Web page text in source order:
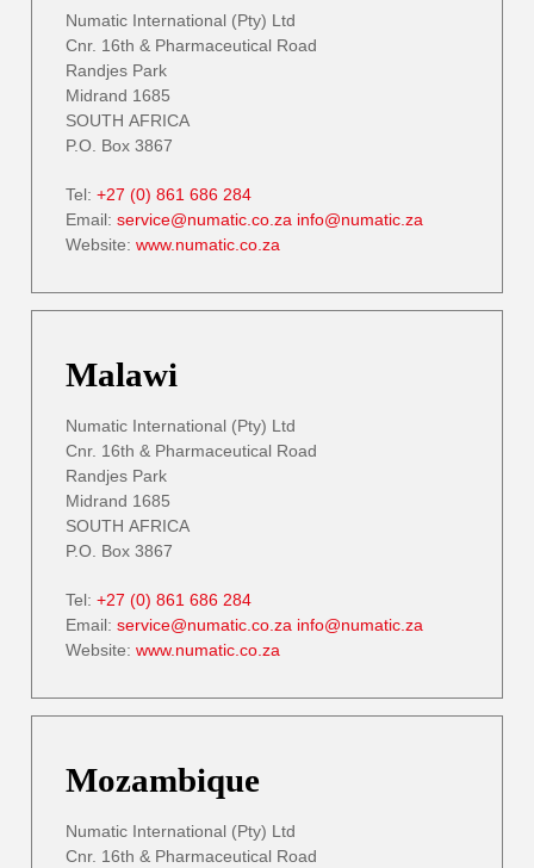
Numatic International (Pty) Ltd
Cnr. 16th & Pharmaceutical Road
Randjes Park
Midrand 1685
SOUTH AFRICA
P.O. Box 3867
Tel: +27 (0) 861 686 284
Email: service@numatic.co.za info@numatic.za
Website: www.numatic.co.za
Malawi
Numatic International (Pty) Ltd
Cnr. 16th & Pharmaceutical Road
Randjes Park
Midrand 1685
SOUTH AFRICA
P.O. Box 3867
Tel: +27 (0) 861 686 284
Email: service@numatic.co.za info@numatic.za
Website: www.numatic.co.za
Mozambique
Numatic International (Pty) Ltd
Cnr. 16th & Pharmaceutical Road